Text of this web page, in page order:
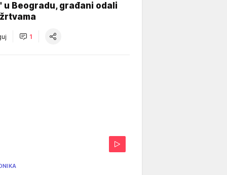
u Beogradu, građani odali
1